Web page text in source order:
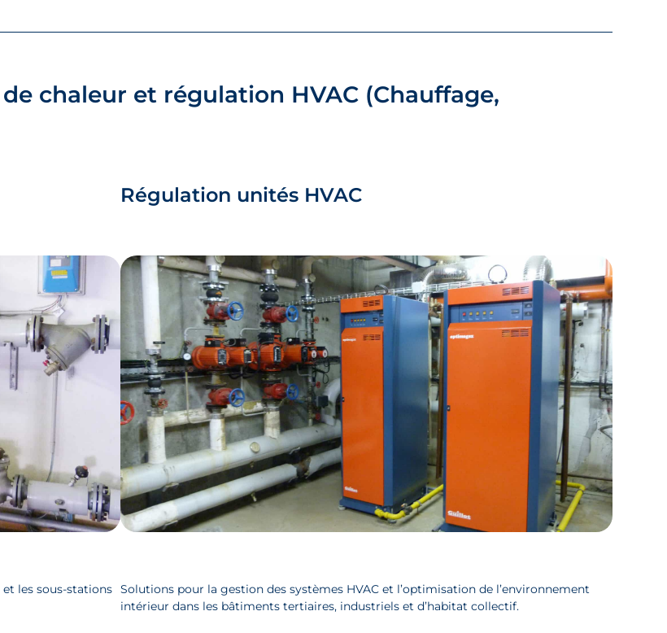
chaleur et régulation HVAC (Chauffage,
les sous-stations
Régulation unités HVAC
Solutions pour la gestion des systèmes HVAC et l’optimisation de l’environnement
intérieur dans les bâtiments tertiaires, industriels et d’habitat collectif.